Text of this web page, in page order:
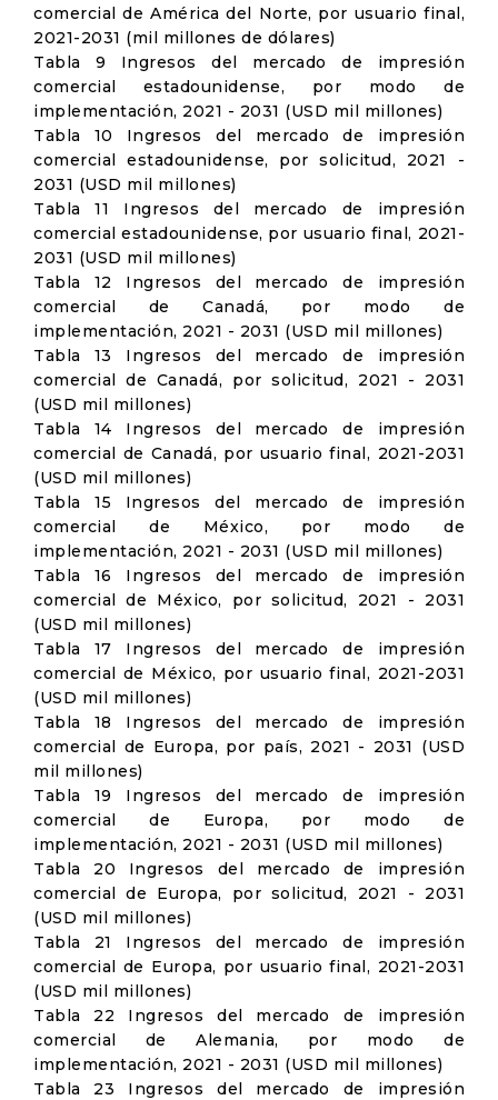
comercial de América del Norte, por usuario final,
2021-2031 (mil millones de dólares)
Tabla 9 Ingresos del mercado de impresión
comercial estadounidense, por modo de
implementación, 2021 - 2031 (USD mil millones)
Tabla 10 Ingresos del mercado de impresión
comercial estadounidense, por solicitud, 2021 -
2031 (USD mil millones)
Tabla 11 Ingresos del mercado de impresión
comercial estadounidense, por usuario final, 2021-
2031 (USD mil millones)
Tabla 12 Ingresos del mercado de impresión
comercial de Canadá, por modo de
implementación, 2021 - 2031 (USD mil millones)
Tabla 13 Ingresos del mercado de impresión
comercial de Canadá, por solicitud, 2021 - 2031
(USD mil millones)
Tabla 14 Ingresos del mercado de impresión
comercial de Canadá, por usuario final, 2021-2031
(USD mil millones)
Tabla 15 Ingresos del mercado de impresión
comercial de México, por modo de
implementación, 2021 - 2031 (USD mil millones)
Tabla 16 Ingresos del mercado de impresión
comercial de México, por solicitud, 2021 - 2031
(USD mil millones)
Tabla 17 Ingresos del mercado de impresión
comercial de México, por usuario final, 2021-2031
(USD mil millones)
Tabla 18 Ingresos del mercado de impresión
comercial de Europa, por país, 2021 - 2031 (USD
mil millones)
Tabla 19 Ingresos del mercado de impresión
comercial de Europa, por modo de
implementación, 2021 - 2031 (USD mil millones)
Tabla 20 Ingresos del mercado de impresión
comercial de Europa, por solicitud, 2021 - 2031
(USD mil millones)
Tabla 21 Ingresos del mercado de impresión
comercial de Europa, por usuario final, 2021-2031
(USD mil millones)
Tabla 22 Ingresos del mercado de impresión
comercial de Alemania, por modo de
implementación, 2021 - 2031 (USD mil millones)
Tabla 23 Ingresos del mercado de impresión